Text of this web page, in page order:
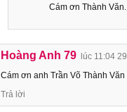
Cám ơn Thành
Hoàng Anh 79 lúc 11:04
Cám ơn anh Trần Võ Thành
Trả lời